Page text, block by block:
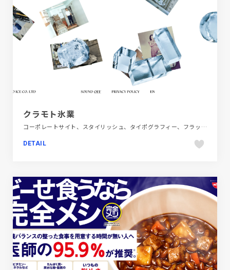
クラモト氷業
コーポレートサイト、スタイリッシュ、タイポグラフィー、フラットデザイン、ホワイト系、飲料・食品
DETAIL